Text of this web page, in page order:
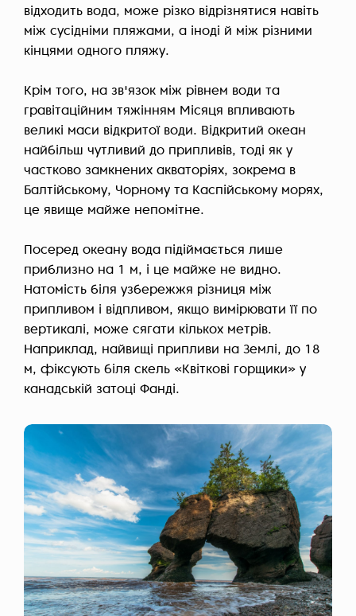
відходить вода, може різко відрізнятися навіть
між сусідніми пляжами, а іноді й між різними
кінцями одного пляжу.
Крім того, на зв'язок між рівнем води та
гравітаційним тяжінням Місяця впливають
великі маси відкритої води. Відкритий океан
найбільш чутливий до припливів, тоді як у
частково замкнених акваторіях, зокрема в
Балтійському, Чорному та Каспійському морях,
це явище майже непомітне.
Посеред океану вода підіймається лише
приблизно на 1 м, і це майже не видно.
Натомість біля узбережжя різниця між
припливом і відпливом, якщо вимірювати її по
вертикалі, може сягати кількох метрів.
Наприклад, найвищі припливи на Землі, до 18
м, фіксують біля скель «Квіткові горщики» у
канадській затоці Фанді.